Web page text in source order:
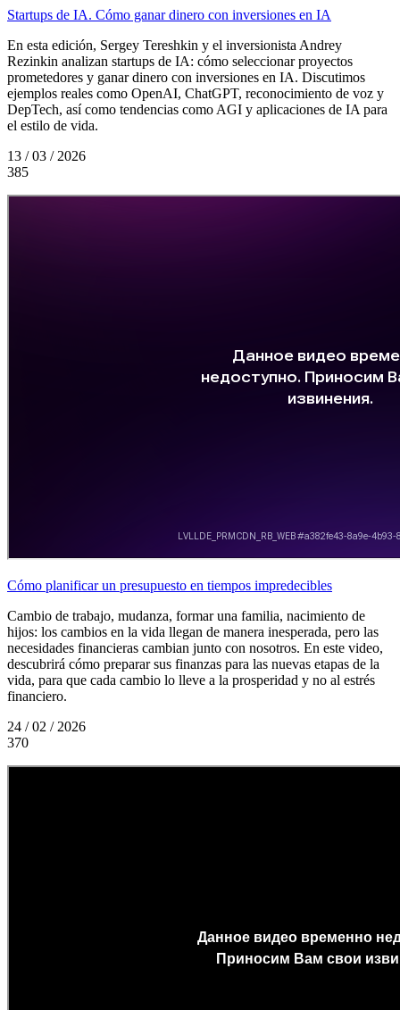
Startups de IA. Cómo ganar dinero con inversiones en IA
En esta edición, Sergey Tereshkin y el inversionista Andrey
Rezinkin analizan startups de IA: cómo seleccionar proyectos
prometedores y ganar dinero con inversiones en IA. Discutimos
ejemplos reales como OpenAI, ChatGPT, reconocimiento de voz y
DepTech, así como tendencias como AGI y aplicaciones de IA para
el estilo de vida.
13 / 03 / 2026
385
Cómo planificar un presupuesto en tiempos impredecibles
Cambio de trabajo, mudanza, formar una familia, nacimiento de
hijos: los cambios en la vida llegan de manera inesperada, pero las
necesidades financieras cambian junto con nosotros. En este video,
descubrirá cómo preparar sus finanzas para las nuevas etapas de la
vida, para que cada cambio lo lleve a la prosperidad y no al estrés
financiero.
24 / 02 / 2026
370